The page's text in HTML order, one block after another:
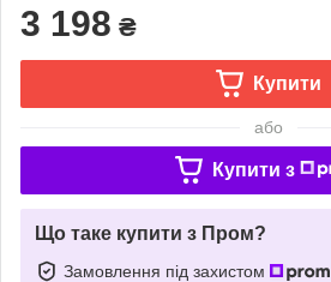
3 198 ₴
Купити
або
Купити з
Що таке купити з Пром?
Замовлення під захистом